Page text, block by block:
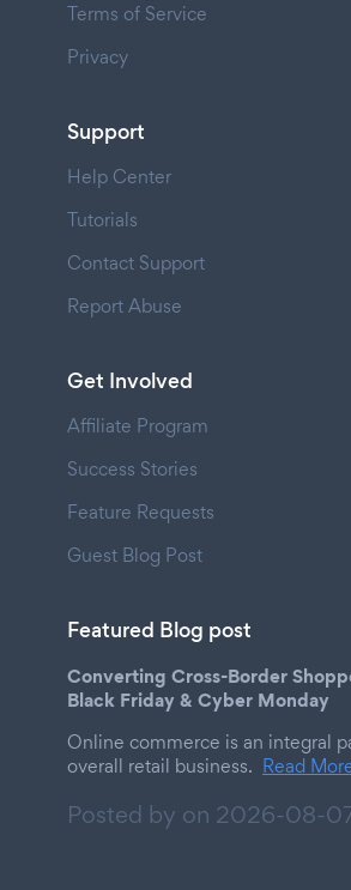
Terms of Service
Privacy
Support
Help Center
Tutorials
Contact Support
Report Abuse
Get Involved
Affiliate Program
Success Stories
Feature Requests
Guest Blog Post
Featured Blog post
Converting Cross-Border
Black Friday & Cyber Monday
Online commerce is an integral
overall retail business. Read
Posted by on 2026-08-